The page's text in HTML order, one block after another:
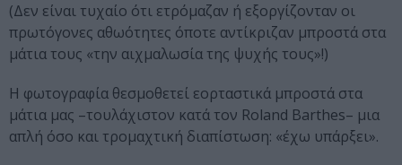
(Δεν είναι τυχαίο ότι ετρόμαζαν ή εξοργίζονταν οι
πρωτόγονες αθωότητες όποτε αντίκριζαν μπροστά στα
μάτια τους «την αιχμαλωσία της ψυχής τους»!)
Η φωτογραφία θεσμοθετεί εορταστικά μπροστά στα
μάτια μας –τουλάχιστον κατά τον Roland Barthes– μια
απλή όσο και τρομαχτική διαπίστωση: «έχω υπάρξει».